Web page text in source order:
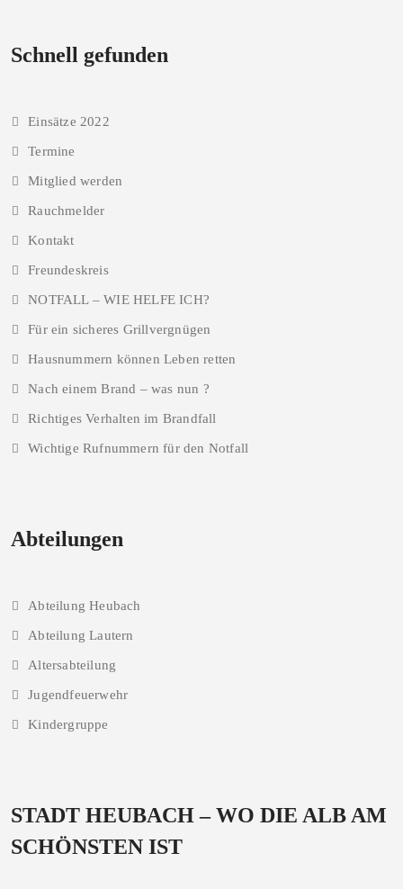
Schnell gefunden
Einsätze 2022
Termine
Mitglied werden
Rauchmelder
Kontakt
Freundeskreis
NOTFALL – WIE HELFE ICH?
Für ein sicheres Grillvergnügen
Hausnummern können Leben retten
Nach einem Brand – was nun ?
Richtiges Verhalten im Brandfall
Wichtige Rufnummern für den Notfall
Abteilungen
Abteilung Heubach
Abteilung Lautern
Altersabteilung
Jugendfeuerwehr
Kindergruppe
STADT HEUBACH – WO DIE ALB AM
SCHÖNSTEN IST